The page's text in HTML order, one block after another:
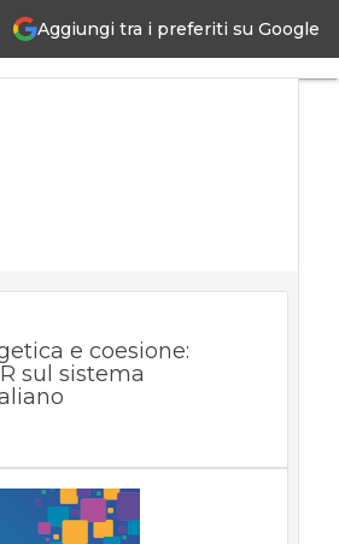
Aggiungi tra i preferiti su Google
e coesione:
sul sistema